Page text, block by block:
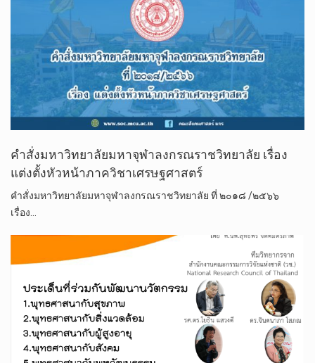
คำสั่งมหาวิทยาลัยมหาจุฬาลงกรณราชวิทยาลัย เรื่อง
แต่งตั้งหัวหน้าภาควิชาเศรษฐศาสตร์
คำสั่งมหาวิทยาลัยมหาจุฬาลงกรณราชวิทยาลัย ที่ ๒๐๑๘ /๒๕๖๖
เรื่อง…